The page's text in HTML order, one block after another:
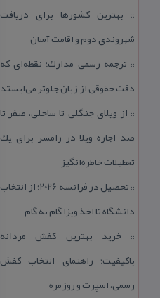
:: بهترین كشورها برای دریافت
شهروندی دوم و اقامت آسان
:: ترجمه رسمی مدارك؛ نقطه‌ای كه
دقت حقوقی از زبان جلوتر می‌ایستد
:: از ویلای جنگلی تا ساحلی، صفر تا
صد اجاره ویلا در رامسر برای یك
تعطیلات خاطره‌انگیز
::
تحصیل در فرانسه 2026؛ از انتخاب
دانشگاه تا اخذ ویزا گام به گام
::خرید بهترین كفش مردانه
باكیفیت؛ راهنمای انتخاب كفش
رسمی، اسپرت و روزمره